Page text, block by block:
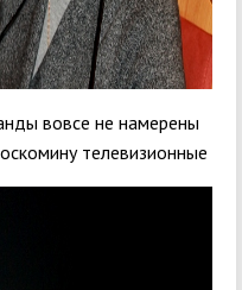
вовсе не намерены
телевизионные